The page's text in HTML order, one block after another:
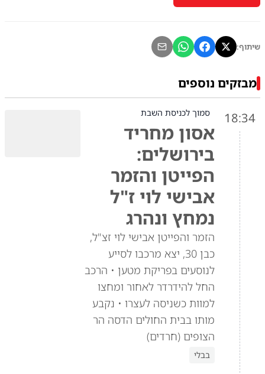
שיתוף:
מבזקים נוספים
18:34 סמוך לכניסת השבת
אסון מחריד
בירושלים:
הפייטן והזמר
אבישי לוי ז"ל
נמחץ ונהרג
הזמר והפייטן אבישי לוי זצ"ל,
כבן 30, יצא מרכבו לסייע
לנוסעים בפריקת מטען • הרכב
החל להידרדר לאחור ומחצו
למוות כשניסה לעצרו • נקבע
מותו בבית החולים הדסה הר
הצופים (חרדים)
בבלי